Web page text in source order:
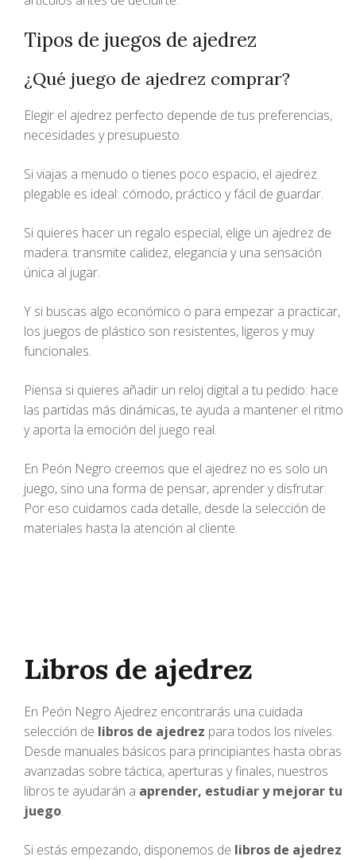
Tipos de juegos de ajedrez
¿Qué juego de ajedrez comprar?
Elegir el ajedrez perfecto depende de tus preferencias,
necesidades y presupuesto.
Si viajas a menudo o tienes poco espacio, el ajedrez
plegable es ideal: cómodo, práctico y fácil de guardar.
Si quieres hacer un regalo especial, elige un ajedrez de
madera: transmite calidez, elegancia y una sensación
única al jugar.
Y si buscas algo económico o para empezar a practicar,
los juegos de plástico son resistentes, ligeros y muy
funcionales.
Piensa si quieres añadir un reloj digital a tu pedido: hace
las partidas más dinámicas, te ayuda a mantener el ritmo
y aporta la emoción del juego real.
En Peón Negro creemos que el ajedrez no es solo un
juego, sino una forma de pensar, aprender y disfrutar.
Por eso cuidamos cada detalle, desde la selección de
materiales hasta la atención al cliente.
Libros de ajedrez
En Peón Negro Ajedrez encontrarás una cuidada
selección de libros de ajedrez para todos los niveles.
Desde manuales básicos para principiantes hasta obras
avanzadas sobre táctica, aperturas y finales, nuestros
libros te ayudarán a aprender, estudiar y mejorar tu
juego.
Si estás empezando, disponemos de libros de ajedrez